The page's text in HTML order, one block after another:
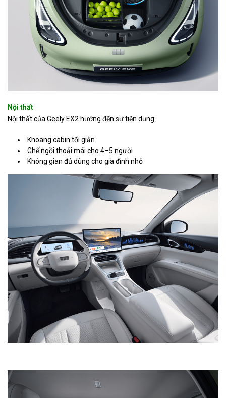
Nội thất
Nội thất của Geely EX2 hướng đến sự tiện dụng:
Khoang cabin tối giản
Ghế ngồi thoải mái cho 4–5 người
Không gian đủ dùng cho gia đình nhỏ